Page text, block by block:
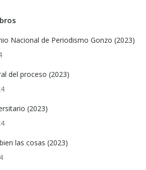
Nacional de Periodismo Gonzo (2023)
del proceso (2023)
(2023)
las cosas (2023)